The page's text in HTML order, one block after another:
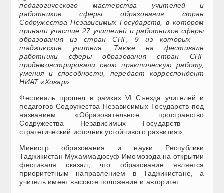
педагогического мастерства учителей и
работников сферы образования стран
Содружества Независимых Государств, в котором
приняли участие 27 учителей и работников сферы
образования из стран СНГ, 9 из которых —
таджикские учителя. Также на фестивале
работники сферы образования стран СНГ
продемонстрировали свою практическую работу,
умения и способности, передает корреспондент
НИАТ «Ховар».
Фестиваль прошел в рамках VI Съезда учителей и
педагогов Содружества Независимых Государств под
названием «Образовательное пространство
Содружества Независимых Государств —
стратегический источник устойчивого развития».
Министр образования и науки Республики
Таджикистан Мухаммадюсуф Имомозода на открытии
фестиваля сказал, что образование является
приоритетным направлением в Таджикистане, а
учитель имеет высокое положение и авторитет.